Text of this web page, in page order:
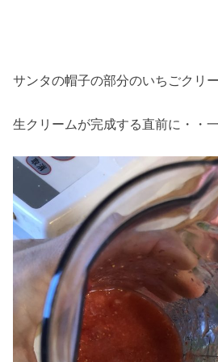
サンタの帽子の部分のいちごクリ
生クリームが完成する直前に・・